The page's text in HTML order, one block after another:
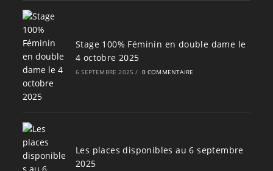
Stage 100% Féminin en double dame le
4 octobre 2025
6 SEPTEMBRE 2025 / 0 COMMENTAIRE
Les places disponibles au 6 septembre
2025